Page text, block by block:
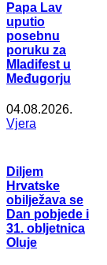
Papa Lav
uputio
posebnu
poruku za
Mladifest u
Međugorju
04.08.2026.
Vjera
Diljem
Hrvatske
obilježava se
Dan pobjede i
31. obljetnica
Oluje